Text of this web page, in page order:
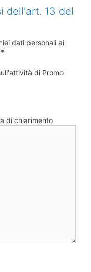
dell'art. 13 del
dati personali ai
di Promo
di chiarimento